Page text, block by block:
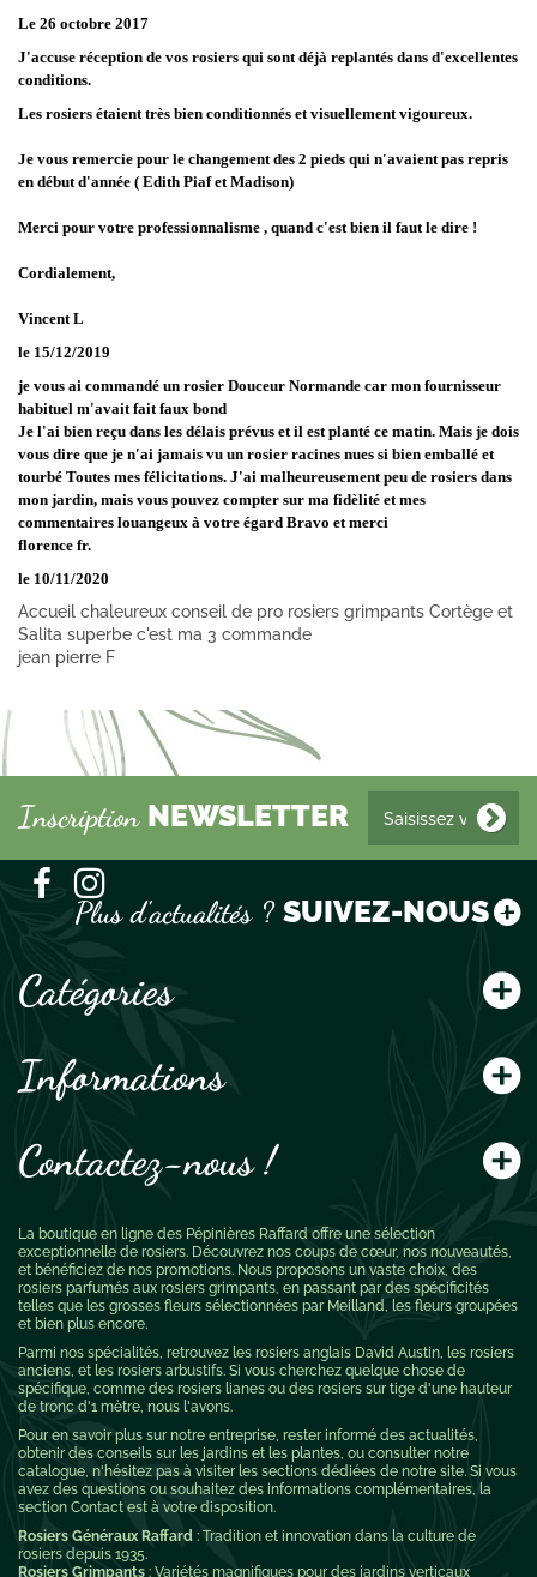
Le 26 octobre 2017
J'accuse réception de vos rosiers qui sont déjà replantés dans d'excellentes
conditions.
Les rosiers étaient très bien conditionnés et visuellement vigoureux.
Je vous remercie pour le changement des 2 pieds qui n'avaient pas repris
en début d'année ( Edith Piaf et Madison)
Merci pour votre professionnalisme , quand c'est bien il faut le dire !
Cordialement,
Vincent L
le 15/12/2019
je vous ai commandé un rosier Douceur Normande car mon fournisseur
habituel m'avait fait faux bond
Je l'ai bien reçu dans les délais prévus et il est planté ce matin. Mais je dois
vous dire que je n'ai jamais vu un rosier racines nues si bien emballé et
tourbé Toutes mes félicitations. J'ai malheureusement peu de rosiers dans
mon jardin, mais vous pouvez compter sur ma fidèlité et mes
commentaires louangeux à votre égard Bravo et merci
florence fr.
le 10/11/2020
Accueil chaleureux conseil de pro rosiers grimpants Cortège et
Salita superbe c'est ma 3 commande
jean pierre F
Inscription NEWSLETTER
Plus d'actualités ? SUIVEZ-NOUS !
Catégories
Informations
Contactez-nous !
La boutique en ligne des Pépinières Raffard offre une sélection
exceptionnelle de rosiers. Découvrez nos coups de cœur, nos nouveautés,
et bénéficiez de nos promotions. Nous proposons un vaste choix, des
rosiers parfumés aux rosiers grimpants, en passant par des spécificités
telles que les grosses fleurs sélectionnées par Meilland, les fleurs groupées
et bien plus encore.
Parmi nos spécialités, retrouvez les rosiers anglais David Austin, les rosiers
anciens, et les rosiers arbustifs. Si vous cherchez quelque chose de
spécifique, comme des rosiers lianes ou des rosiers sur tige d'une hauteur
de tronc d'1 mètre, nous l'avons.
Pour en savoir plus sur notre entreprise, rester informé des actualités,
obtenir des conseils sur les jardins et les plantes, ou consulter notre
catalogue, n'hésitez pas à visiter les sections dédiées de notre site. Si vous
avez des questions ou souhaitez des informations complémentaires, la
section Contact est à votre disposition.
Rosiers Généraux Raffard : Tradition et innovation dans la culture de
rosiers depuis 1935.
Rosiers Grimpants : Variétés magnifiques pour des jardins verticaux